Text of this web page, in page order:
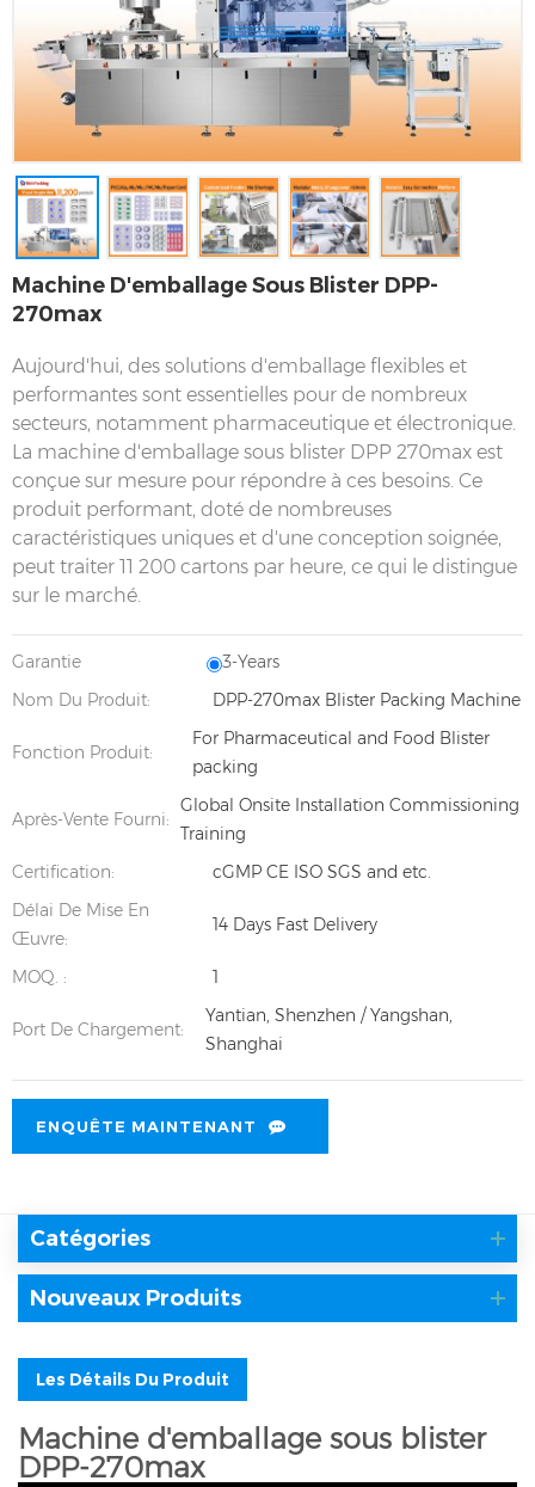
Machine D'emballage Sous Blister DPP-
270max
Aujourd'hui, des solutions d'emballage flexibles et
performantes sont essentielles pour de nombreux
secteurs, notamment pharmaceutique et électronique.
La machine d'emballage sous blister DPP 270max est
conçue sur mesure pour répondre à ces besoins. Ce
produit performant, doté de nombreuses
caractéristiques uniques et d'une conception soignée,
peut traiter 11 200 cartons par heure, ce qui le distingue
sur le marché.
Garantie
3-Years
Nom Du Produit:
DPP-270max Blister Packing Machine
Fonction Produit:
For Pharmaceutical and Food Blister
packing
Après-Vente Fourni:
Global Onsite Installation Commissioning
Training
Certification:
cGMP CE ISO SGS and etc.
Délai De Mise En
Œuvre:
14 Days Fast Delivery
MOQ. : 1
Port De Chargement:
Yantian, Shenzhen / Yangshan,
Shanghai
ENQUÊTE MAINTENANT
Catégories
Nouveaux Produits
Les Détails Du Produit
Machine d'emballage sous blister
DPP-270max